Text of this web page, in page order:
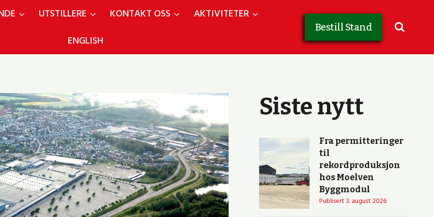
UTSTILLERE KONTAKT OSS
AKTIVITETER
ENGLISH
Bestill Stand
Siste nytt
Fra permitteringer
til
rekordproduksjon
hos Moelven
Byggmodul
Publisert 3. august 2026